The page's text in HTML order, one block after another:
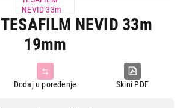
NEVID 33m
19mm
Skini PDF
Dodaj u poređenje